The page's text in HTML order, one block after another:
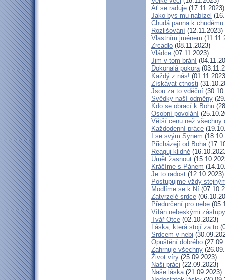
Ať se raduje (17.11.2023)
Jako bys mu nabízel
Chudá panna k
Rozlišování (12.11.2023)
Vlastním jménem
Zrcadlo (08.11.2023)
Vládce (07.11.2023)
Jim v tom brání
Dokonalá pokora
Každý z nás!
Získávat ctnosti
Jsou za to vděční
Svědky naší odměny
Kdo se obrací k Bohu
Osobní povolání
Větší cenu než všechny
Každodenní práce
I se svým Synem
Přicházejí od Boha
Reaguj klidně
Umět žasnout
Kráčíme s Pánem
Je to radost (12.10.2023)
Postupujme vždy
Modlíme se k Ní
Zatvrzelé srdce
Předurčení pro nebe
Vítán nebeskými zástupy
Tvář Otce (02.10.2023)
Láska, která stojí za to
Srdcem v nebi
Opuštění dobrého
Zahrnuje všechny
Život víry (25.09.2023)
Naši práci (22.09.2023)
Naše láska(21.09.2023)